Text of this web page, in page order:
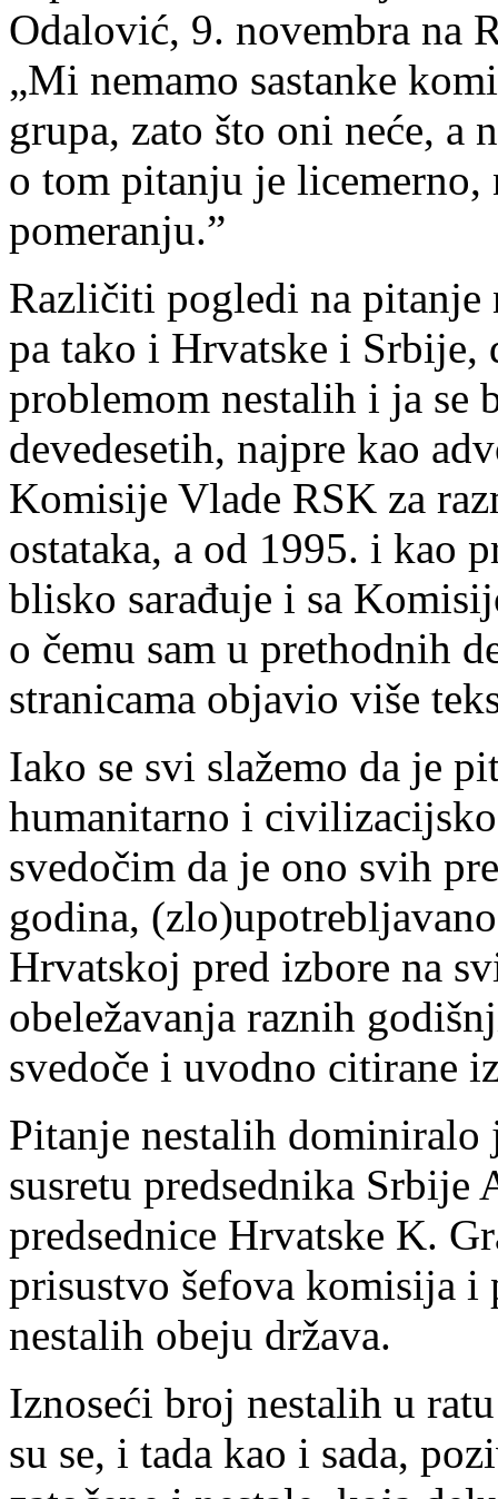
Odalović, 9. novembra na
„Mi nemamo sastanke
grupa, zato što oni neće, a
o tom pitanju je licemerno,
pomeranju.”
Različiti pogledi na pitanje
pa tako i Hrvatske i Srbije,
problemom nestalih i ja se
devedesetih, najpre kao
Komisije Vlade RSK za
ostataka, a od 1995. i kao
blisko sarađuje i sa
o čemu sam u prethodnih
stranicama objavio više
Iako se svi slažemo da je
humanitarno i
svedočim da je ono svih
godina,
Hrvatskoj pred izbore na
obeležavanja raznih
svedoče i uvodno citirane
Pitanje nestalih dominiralo
susretu predsednika Srbije
predsednice Hrvatske K.
prisustvo šefova komisija i
nestalih obeju država.
Iznoseći broj nestalih u
su se, i tada kao i sada,